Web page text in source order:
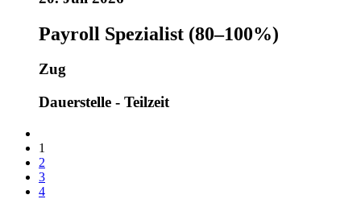
Payroll Spezialist (80–100%)
Zug
Dauerstelle - Teilzeit
1
2
3
4